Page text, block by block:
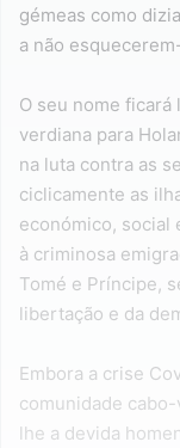
gémeas como
a não
O seu nome ficará
verdiana para
na luta contra as
ciclicamente as
económico, social
à criminosa
Tomé e Príncipe,
libertação e da
Embora a crise
comunidade
lhe a devida